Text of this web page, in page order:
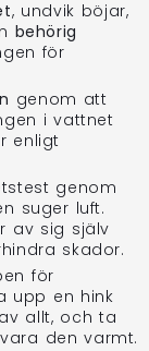
, undvik böjar,
behörig
för
genom att
i vattnet
enligt
genom
suger luft.
av sig själv
skador.
för
upp en hink
allt, och ta
den varmt.